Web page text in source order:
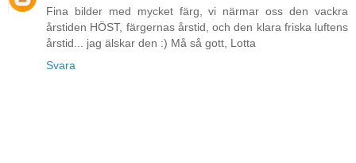
Fina bilder med mycket färg, vi närmar oss den vackra
årstiden HÖST, färgernas årstid, och den klara friska luftens
årstid... jag älskar den :) Må så gott, Lotta
Svara